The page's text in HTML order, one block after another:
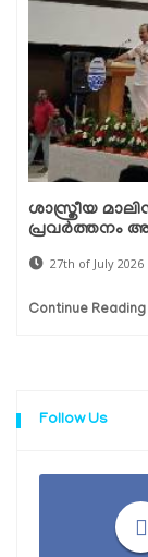
ശാസ്ത്രീയ
പ്രവർത്തനം
27th of July 2026
Continue Reading
Follow Us